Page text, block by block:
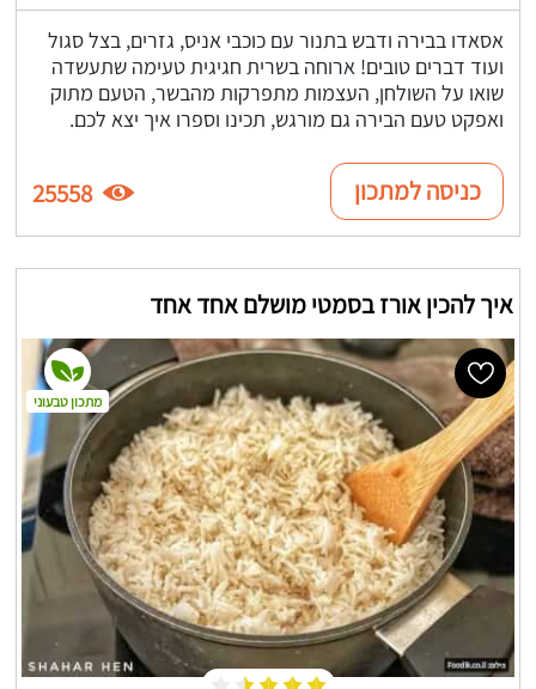
אסאדו בבירה ודבש בתנור עם כוכבי אניס, גזרים, בצל סגול
ועוד דברים טובים! ארוחה בשרית חגיגית טעימה שתעשדה
שואו על השולחן, העצמות מתפרקות מהבשר, הטעם מתוק
ואפקט טעם הבירה גם מורגש, תכינו וספרו איך יצא לכם.
כניסה למתכון 25558
איך להכין אורז בסמטי מושלם אחד אחד
מתכון טבעוני